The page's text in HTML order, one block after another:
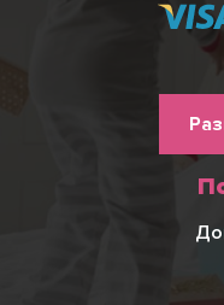
нижнього
колонтитулу